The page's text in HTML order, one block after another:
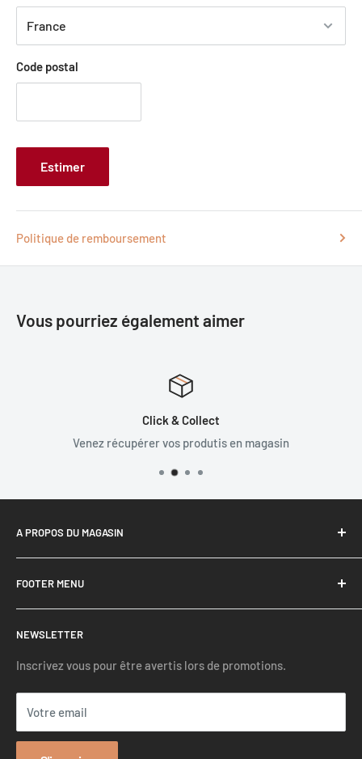
Code postal
Estimer
Politique de remboursement
Vous pourriez également aimer
Click & Collect
Venez récupérer vos produtis en magasin
A PROPOS DU MAGASIN
depuis 2015.
FOOTER MENU
Recherche
Mentions légales
Conditions générales de ventes
Politique de remboursement
Politique de confidentialité
Contact
NEWSLETTER
Inscrivez vous pour être avertis lors de promotions.
Votre email